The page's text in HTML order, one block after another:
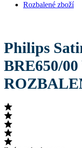
Rozbalené zboží
Philips
BRE650/